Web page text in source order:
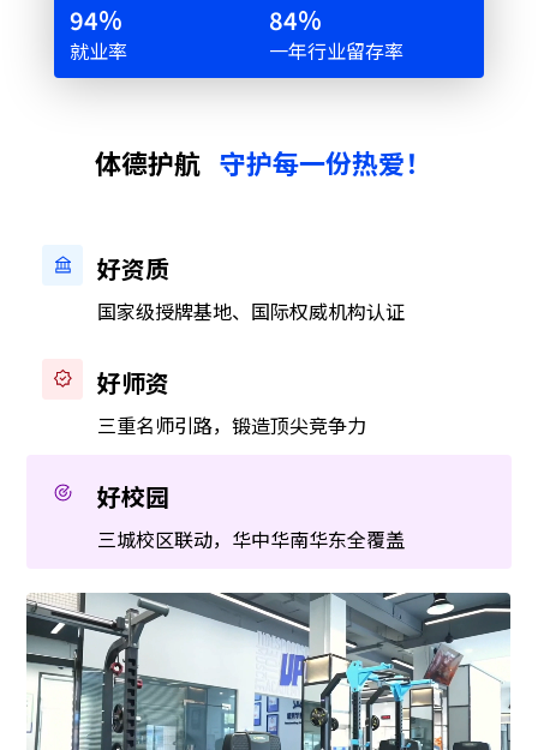
95%
就业率
85%
一年行业留存率
体德护航 守护每一份热爱！
好资质
国家级授牌基地、国际权威机构认证
好师资
三重名师引路，锻造顶尖竞争力
好校园
三城校区联动，华中华南华东全覆盖